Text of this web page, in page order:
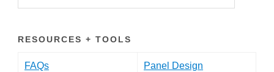
RESOURCES + TOOLS
FAQs Panel Design